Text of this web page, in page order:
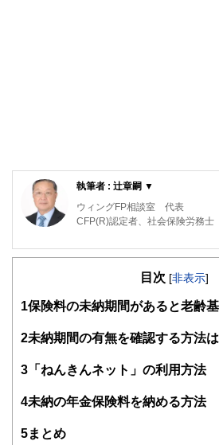
執筆者 : 辻章嗣 ▼
ウィングFP相談室 代表
CFP(R)認定者、社会保険労務士
元航空自衛隊の戦闘機パイロッ
ライフプラン・セミナー、社会
ィングFP相談室」を開業し、「
のホームドクター(R)」をモット
https://www.wing-fp.com/
目次 [非表示]
1保険料の未納期間があると老齢
2未納期間の有無を確認する方法は
3 「ねんきんネット」の利用方法
4未納の年金保険料を納める方法
5まとめ